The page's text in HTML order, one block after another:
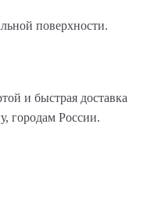
поверхности.
и быстрая доставка
городам России.